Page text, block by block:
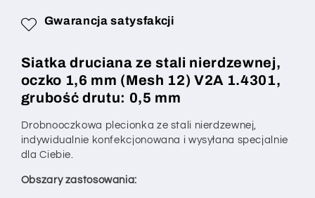
wymiar
wymiar
Gwarancja satysfakcji
Siatka druciana ze stali nierdzewnej,
oczko 1,6 mm (Mesh 12) V2A 1.4301,
grubość drutu: 0,5 mm
Drobnooczkowa plecionka ze stali nierdzewnej,
indywidualnie konfekcjonowana i wysyłana specjalnie
dla Ciebie.
Obszary zastosowania: